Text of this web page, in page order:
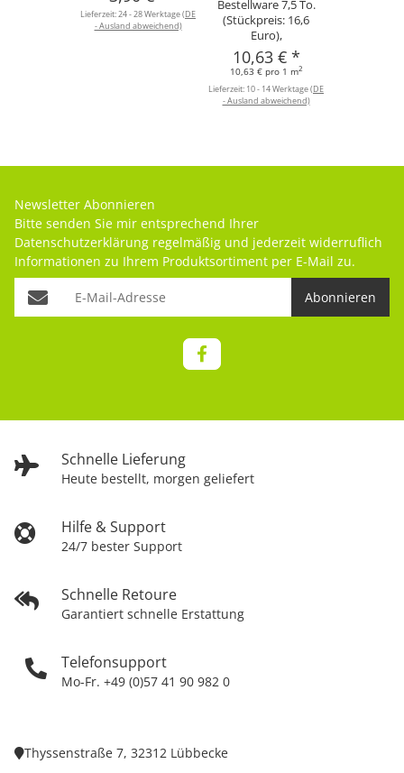
Lieferzeit:24 - 28 Werktage(DE
- Ausland abweichend)
Bestellware 7,5 To.
(Stückpreis: 16,6
Euro),
10,63 € *
10,63 € pro 1 m2
Lieferzeit: 10 - 14 Werktage(DE
- Ausland abweichend)
Schnelle Lieferung
Heute bestellt, morgen geliefert
Hilfe & Support
24/7 bester Support
Schnelle Retoure
Garantiert schnelle Erstattung
Telefonsupport
Mo-Fr. +49 (0)57 41 90 982 0
Newsletter Abonnieren
Bitte senden Sie mir entsprechend Ihrer
Datenschutzerklärung regelmäßig und jederzeit widerruflich
Informationen zu Ihrem Produktsortiment per E-Mail zu.
Abonnieren
Thyssenstraße 7, 32312 Lübbecke